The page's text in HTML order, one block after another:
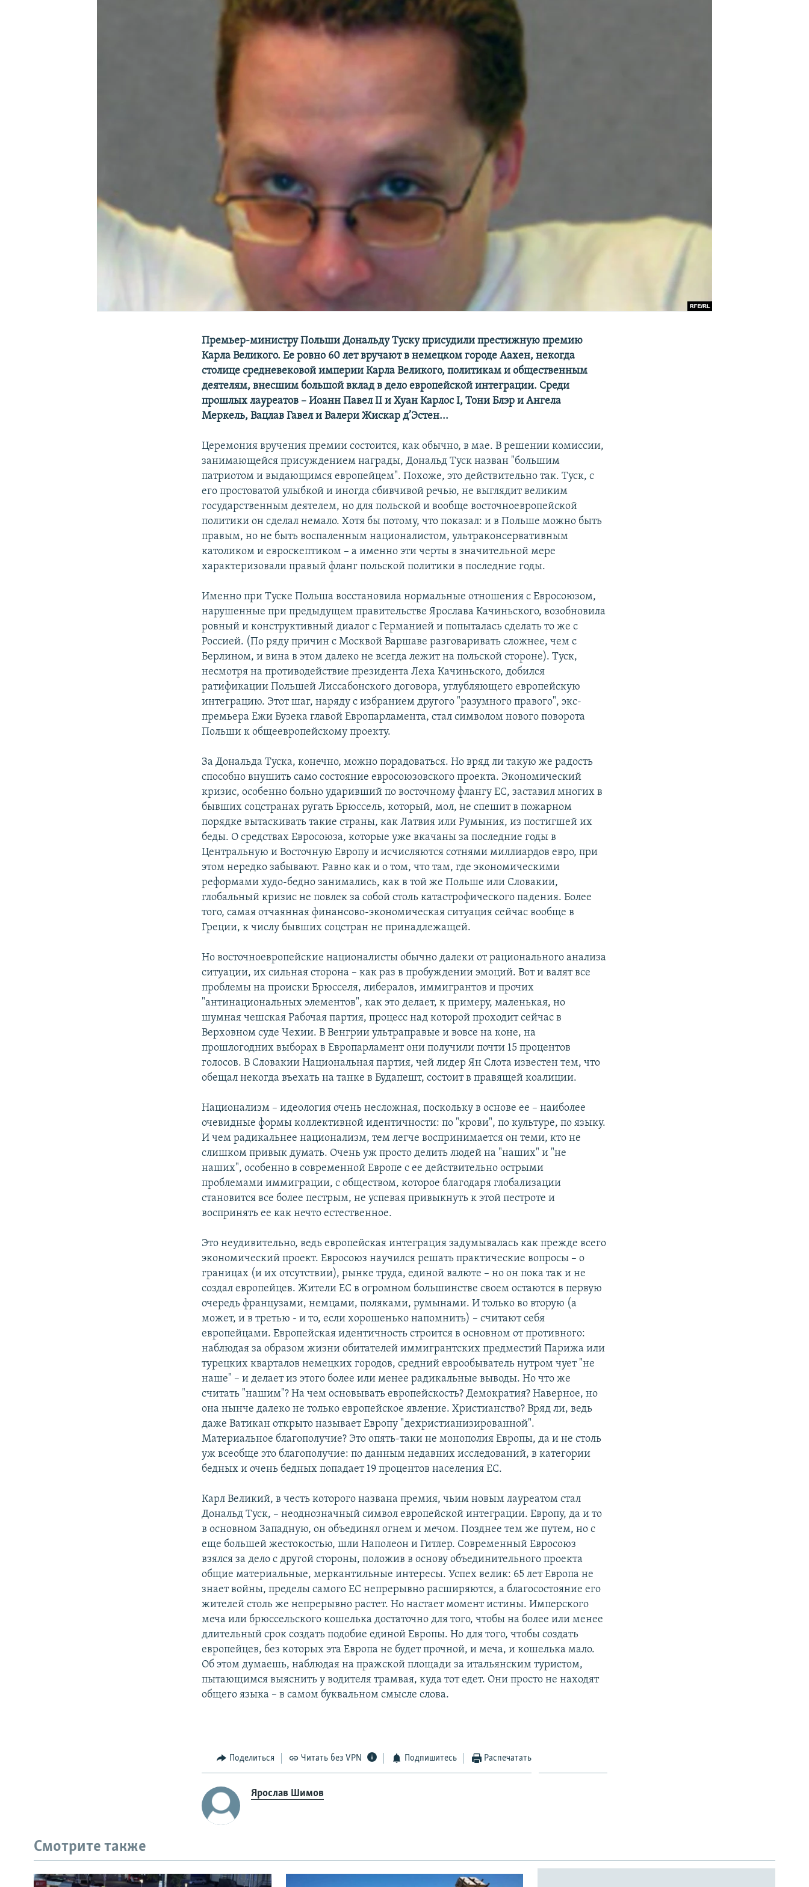
Премьер-министру Польши Дональду Туску присудили престижную премию
Карла Великого. Ее ровно 60 лет вручают в немецком городе Аахен, некогда
столице средневековой империи Карла Великого, политикам и общественным
деятелям, внесшим большой вклад в дело европейской интеграции. Среди
прошлых лауреатов – Иоанн Павел II и Хуан Карлос I, Тони Блэр и Ангела
Меркель, Вацлав Гавел и Валери Жискар д’Эстен...
Церемония вручения премии состоится, как обычно, в мае. В решении комиссии,
занимающейся присуждением награды, Дональд Туск назван "большим
патриотом и выдающимся европейцем". Похоже, это действительно так. Туск, с
его простоватой улыбкой и иногда сбивчивой речью, не выглядит великим
государственным деятелем, но для польской и вообще восточноевропейской
политики он сделал немало. Хотя бы потому, что показал: и в Польше можно быть
правым, но не быть воспаленным националистом, ультраконсервативным
католиком и евроскептиком – а именно эти черты в значительной мере
характеризовали правый фланг польской политики в последние годы.
Именно при Туске Польша восстановила нормальные отношения с Евросоюзом,
нарушенные при предыдущем правительстве Ярослава Качиньского, возобновила
ровный и конструктивный диалог с Германией и попыталась сделать то же с
Россией. (По ряду причин с Москвой Варшаве разговаривать сложнее, чем с
Берлином, и вина в этом далеко не всегда лежит на польской стороне). Туск,
несмотря на противодействие президента Леха Качиньского, добился
ратификации Польшей Лиссабонского договора, углубляющего европейскую
интеграцию. Этот шаг, наряду с избранием другого "разумного правого", экс-
премьера Ежи Бузека главой Европарламента, стал символом нового поворота
Польши к общеевропейскому проекту.
За Дональда Туска, конечно, можно порадоваться. Но вряд ли такую же радость
способно внушить само состояние евросоюзовского проекта. Экономический
кризис, особенно больно ударивший по восточному флангу ЕС, заставил многих в
бывших соцстранах ругать Брюссель, который, мол, не спешит в пожарном
порядке вытаскивать такие страны, как Латвия или Румыния, из постигшей их
беды. О средствах Евросоюза, которые уже вкачаны за последние годы в
Центральную и Восточную Европу и исчисляются сотнями миллиардов евро, при
этом нередко забывают. Равно как и о том, что там, где экономическими
реформами худо-бедно занимались, как в той же Польше или Словакии,
глобальный кризис не повлек за собой столь катастрофического падения. Более
того, самая отчаянная финансово-экономическая ситуация сейчас вообще в
Греции, к числу бывших соцстран не принадлежащей.
Но восточноевропейские националисты обычно далеки от рационального анализа
ситуации, их сильная сторона – как раз в пробуждении эмоций. Вот и валят все
проблемы на происки Брюсселя, либералов, иммигрантов и прочих
"антинациональных элементов", как это делает, к примеру, маленькая, но
шумная чешская Рабочая партия, процесс над которой проходит сейчас в
Верховном суде Чехии. В Венгрии ультраправые и вовсе на коне, на
прошлогодних выборах в Европарламент они получили почти 15 процентов
голосов. В Словакии Национальная партия, чей лидер Ян Слота известен тем, что
обещал некогда въехать на танке в Будапешт, состоит в правящей коалиции.
Национализм – идеология очень несложная, поскольку в основе ее – наиболее
очевидные формы коллективной идентичности: по "крови", по культуре, по языку.
И чем радикальнее национализм, тем легче воспринимается он теми, кто не
слишком привык думать. Очень уж просто делить людей на "наших" и "не
наших", особенно в современной Европе с ее действительно острыми
проблемами иммиграции, с обществом, которое благодаря глобализации
становится все более пестрым, не успевая привыкнуть к этой пестроте и
воспринять ее как нечто естественное.
Это неудивительно, ведь европейская интеграция задумывалась как прежде всего
экономический проект. Евросоюз научился решать практические вопросы – о
границах (и их отсутствии), рынке труда, единой валюте – но он пока так и не
создал европейцев. Жители ЕС в огромном большинстве своем остаются в первую
очередь французами, немцами, поляками, румынами. И только во вторую (а
может, и в третью - и то, если хорошенько напомнить) – считают себя
европейцами. Европейская идентичность строится в основном от противного:
наблюдая за образом жизни обитателей иммигрантских предместий Парижа или
турецких кварталов немецких городов, средний еврообыватель нутром чует "не
наше" – и делает из этого более или менее радикальные выводы. Но что же
считать "нашим"? На чем основывать европейскость? Демократия? Наверное, но
она нынче далеко не только европейское явление. Христианство? Вряд ли, ведь
даже Ватикан открыто называет Европу "дехристианизированной".
Материальное благополучие? Это опять-таки не монополия Европы, да и не столь
уж всеобще это благополучие: по данным недавних исследований, в категории
бедных и очень бедных попадает 19 процентов населения ЕС.
Карл Великий, в честь которого названа премия, чьим новым лауреатом стал
Дональд Туск, – неоднозначный символ европейской интеграции. Европу, да и то
в основном Западную, он объединял огнем и мечом. Позднее тем же путем, но с
еще большей жестокостью, шли Наполеон и Гитлер. Современный Евросоюз
взялся за дело с другой стороны, положив в основу объединительного проекта
общие материальные, меркантильные интересы. Успех велик: 65 лет Европа не
знает войны, пределы самого ЕС непрерывно расширяются, а благосостояние его
жителей столь же непрерывно растет. Но настает момент истины. Имперского
меча или брюссельского кошелька достаточно для того, чтобы на более или менее
длительный срок создать подобие единой Европы. Но для того, чтобы создать
европейцев, без которых эта Европа не будет прочной, и меча, и кошелька мало.
Об этом думаешь, наблюдая на пражской площади за итальянским туристом,
пытающимся выяснить у водителя трамвая, куда тот едет. Они просто не находят
общего языка – в самом буквальном смысле слова.
Поделиться Читать без VPN Подпишитесь Распечатать
Ярослав Шимов
Смотрите также